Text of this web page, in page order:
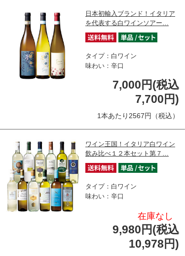
日本初輸入ブランド！イタリア
を代表する白ワインソアー…
タイプ：白ワイン
味わい：辛口
7,000円(税込
7,700円)
1本あたり2567円（税込）
ワイン王国！イタリア白ワイン
飲み比べ１２本セット第７…
タイプ：白ワイン
味わい：辛口
在庫なし
9,980円(税込
10,978円)